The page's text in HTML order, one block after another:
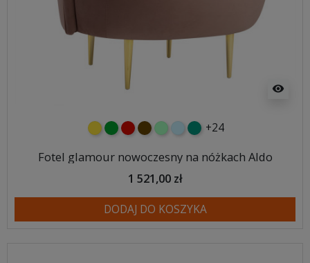
visibility
żółtyzielonyczerwony
czekoladowy
miętowybłękitny
turkusowy
+24
Fotel glamour nowoczesny na nóżkach Aldo
1 521,00 zł
DODAJ DO KOSZYKA